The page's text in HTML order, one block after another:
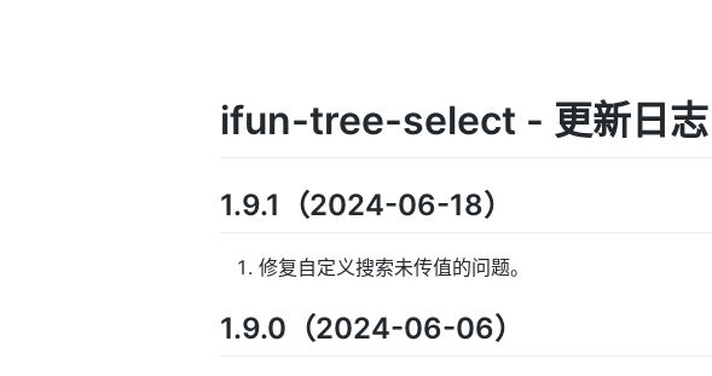
ifun-tree-select - 更新日志
1.9.1（2024-06-18）
修复自定义搜索未传值的问题。
1.9.0（2024-06-06）